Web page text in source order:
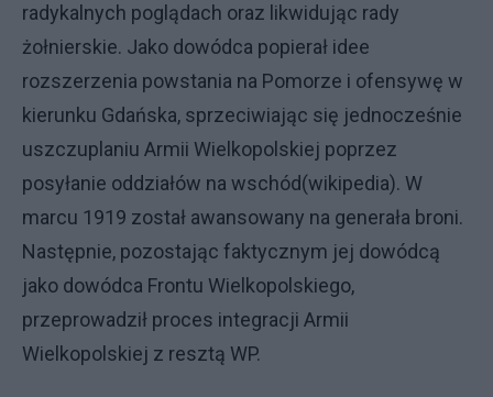
radykalnych poglądach oraz likwidując rady
żołnierskie. Jako dowódca popierał idee
rozszerzenia powstania na Pomorze i ofensywę w
kierunku Gdańska, sprzeciwiając się jednocześnie
uszczuplaniu Armii Wielkopolskiej poprzez
posyłanie oddziałów na wschód(wikipedia). W
marcu 1919 został awansowany na generała broni.
Następnie, pozostając faktycznym jej dowódcą
jako dowódca Frontu Wielkopolskiego,
przeprowadził proces integracji Armii
Wielkopolskiej z resztą WP.